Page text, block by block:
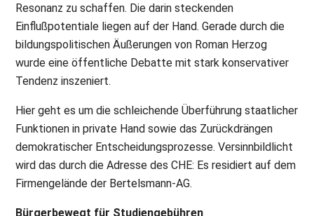
Resonanz zu schaffen. Die darin steckenden
Einflußpotentiale liegen auf der Hand. Gerade durch die
bildungspolitischen Äußerungen von Roman Herzog
wurde eine öffentliche Debatte mit stark konservativer
Tendenz inszeniert.
Hier geht es um die schleichende Überführung staatlicher
Funktionen in private Hand sowie das Zurückdrängen
demokratischer Entscheidungsprozesse. Versinnbildlicht
wird das durch die Adresse des CHE: Es residiert auf dem
Firmengelände der Bertelsmann-AG.
Bürgerbewegt für Studiengebühren